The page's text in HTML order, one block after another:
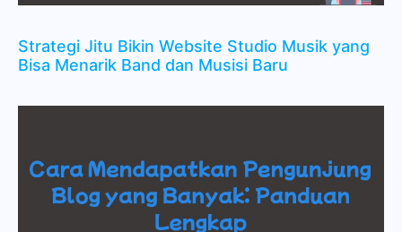
Strategi Jitu Bikin Website Studio Musik yang
Bisa Menarik Band dan Musisi Baru